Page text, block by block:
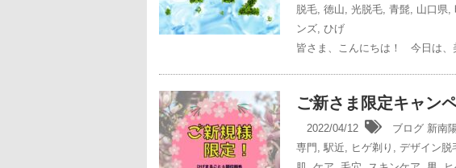
脱毛, 徳山, 光脱毛, 青髭, 山口県,
ンズ, ひげ
皆さま、こんにちは！ 今日は
ご新さま限定キャン
2022/04/12 ブログ 新南
専門 , 駅近, ヒゲ剃り , デザイン脱